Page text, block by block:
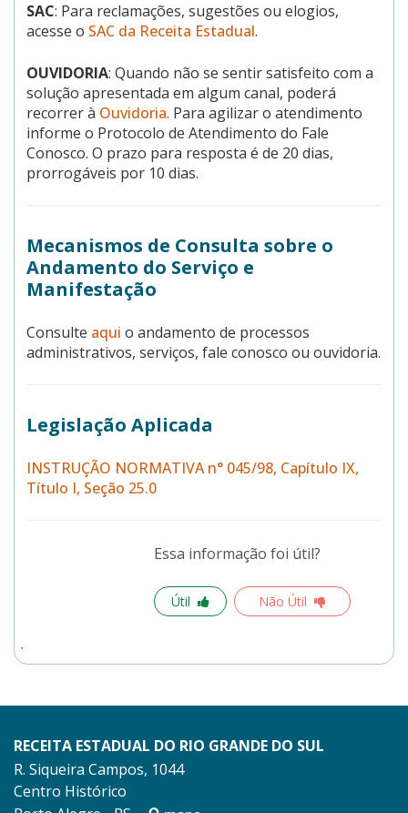
SAC: Para reclamações, sugestões ou elogios,
acesse o SAC da Receita Estadual.
OUVIDORIA: Quando não se sentir satisfeito com a
solução apresentada em algum canal, poderá
recorrer à Ouvidoria. Para agilizar o atendimento
informe o Protocolo de Atendimento do Fale
Conosco. O prazo para resposta é de 20 dias,
prorrogáveis por 10 dias.
Mecanismos de Consulta sobre o
Andamento do Serviço e
Manifestação
Consulte aqui o andamento de processos
administrativos, serviços, fale conosco ou ouvidoria.
Legislação Aplicada
INSTRUÇÃO NORMATIVA n° 045/98, Capítulo IX,
Título I, Seção 25.0
Essa informação foi útil?
Útil Não Útil
RECEITA ESTADUAL DO RIO GRANDE DO SUL
R. Siqueira Campos, 1044
Centro Histórico